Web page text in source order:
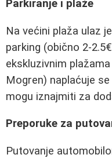
Parkiranje i plaže
Na većini plaža ulaz
parking (obično 2-
ekskluzivnim
Mogren) naplaćuje
mogu iznajmiti za
Preporuke za
Putovanje